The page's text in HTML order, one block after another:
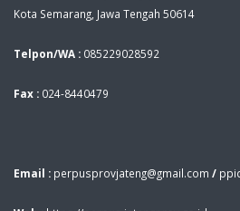
Kota Semarang, Jawa Tengah 50614
Telpon/WA : 085229028592
Fax : 024-8440479
Email : perpusprovjateng@gmail.com /